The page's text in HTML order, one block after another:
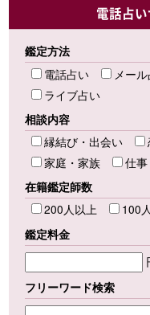
電話占
鑑定方法
電話占い
メー
ライブ占い
相談内容
縁結び・出会い
家庭・家族
仕
在籍鑑定師数
200人以上
100
鑑定料金
フリーワード検索